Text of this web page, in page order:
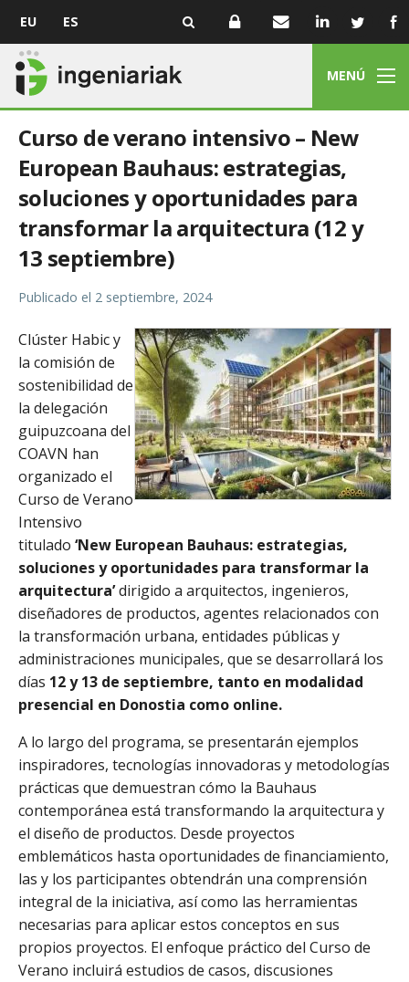
EU ES
MENÚ
Curso de verano intensivo – New
European Bauhaus: estrategias,
soluciones y oportunidades para
transformar la arquitectura (12 y
13 septiembre)
Publicado el 2 septiembre, 2024
Clúster Habic y
la comisión de
sostenibilidad de
la delegación
guipuzcoana del
COAVN han
organizado el
Curso de Verano
Intensivo
titulado ‘New European Bauhaus: estrategias,
soluciones y oportunidades para transformar la
arquitectura’dirigido a arquitectos, ingenieros,
diseñadores de productos, agentes relacionados con
la transformación urbana, entidades públicas y
administraciones municipales, que se desarrollará los
días 12 y 13 de septiembre, tanto en modalidad
presencial en Donostia como online.
A lo largo del programa, se presentarán ejemplos
inspiradores, tecnologías innovadoras y metodologías
prácticas que demuestran cómo la Bauhaus
contemporánea está transformando la arquitectura y
el diseño de productos. Desde proyectos
emblemáticos hasta oportunidades de financiamiento,
las y los participantes obtendrán una comprensión
integral de la iniciativa, así como las herramientas
necesarias para aplicar estos conceptos en sus
propios proyectos. El enfoque práctico del Curso de
Verano incluirá estudios de casos, discusiones